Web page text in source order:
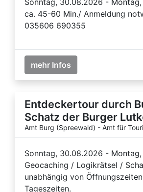
ca. 45-60 Min./ Anmeldung
035606 690355
mehr Infos
Entdeckertour durch
Schatz der Burger
Amt Burg (Spreewald) - Amt für
Sonntag, 30.08.2026 - Montag,
Geocaching / Logikrätsel /
unabhängig von
Tageszeiten.